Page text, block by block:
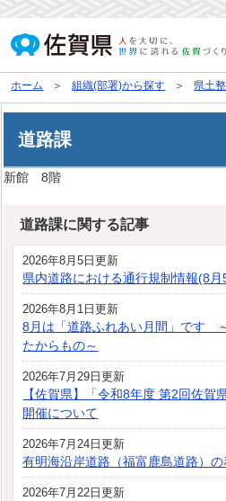
ホーム 組織(部署)から探す 県土
道路課
新館 8階
道路課に関する記事
2026年8月5日更新
県内道路における通行規制情報(8
2026年8月1日更新
8月は「道路ふれあい月間」です
たからもの～
2026年7月29日更新
【佐賀県】「令和8年度 第2回佐賀
開催について
2026年7月24日更新
有明海沿岸道路（福富鹿島道路）
2026年7月22日更新